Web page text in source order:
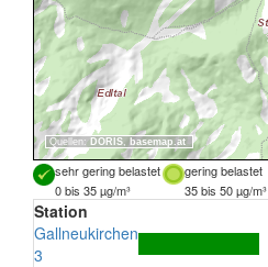
Quellen: DORIS, basemap.at
sehr gering belastet gering belastet
0 bis 35 µg/m³
35 bis 50 µg/m³
Station
Gallneukirchen
3